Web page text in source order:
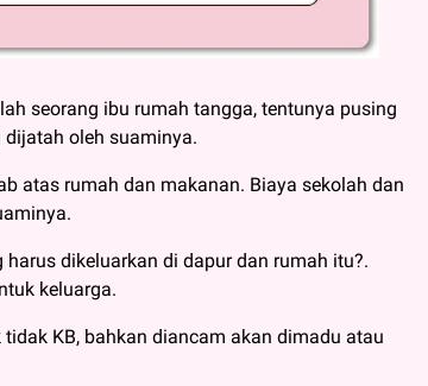
seorang ibu rumah tangga, tentunya pusing
oleh suaminya.
atas rumah dan makanan. Biaya sekolah dan
dikeluarkan di dapur dan rumah itu?.
keluarga.
KB, bahkan diancam akan dimadu atau